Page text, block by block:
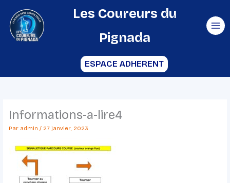
contenu
Les Coureurs du
Pignada
ESPACE ADHERENT
Informations-a-lire4
Par admin / 27 janvier, 2023